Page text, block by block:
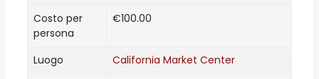
Costo per
persona
€100.00
Luogo
California Market Center